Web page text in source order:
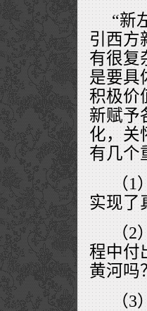
“新
引西方
有很复
是要具
积极价
新赋予
化，关
有几个
（1
实现了
（2
程中付
黄河吗
（3